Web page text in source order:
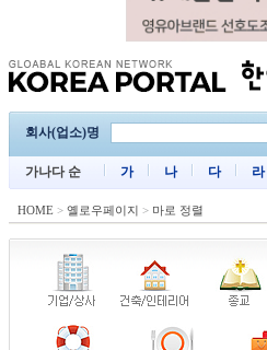
회사(업소)명
가나다 순 가 나 다 라
HOME > 옐로우페이지 > 마로 정렬